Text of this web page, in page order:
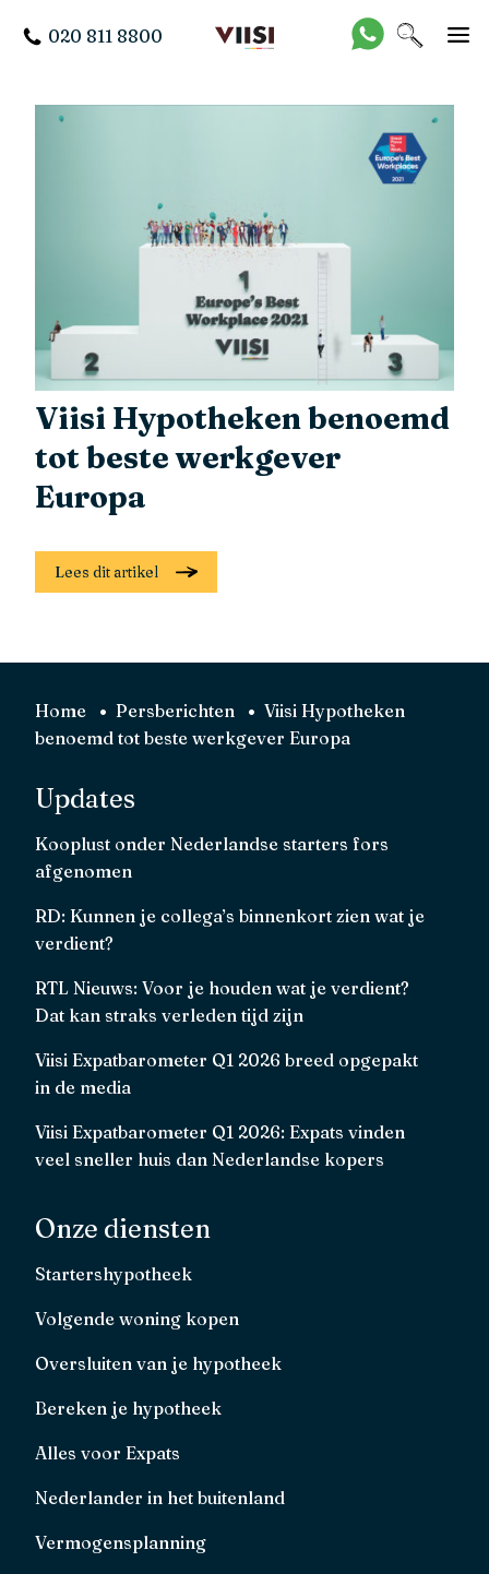
020 811 8800
Viisi Hypotheken benoemd
tot beste werkgever
Europa
Lees dit artikel
Home Persberichten
Viisi Hypotheken
benoemd tot beste werkgever Europa
Updates
Kooplust onder Nederlandse starters fors
afgenomen
RD: Kunnen je collega’s binnenkort zien wat je
verdient?
RTL Nieuws: Voor je houden wat je verdient?
Dat kan straks verleden tijd zijn
Viisi Expatbarometer Q1 2026 breed opgepakt
in de media
Viisi Expatbarometer Q1 2026: Expats vinden
veel sneller huis dan Nederlandse kopers
Onze diensten
Startershypotheek
Volgende woning kopen
Oversluiten van je hypotheek
Bereken je hypotheek
Alles voor Expats
Nederlander in het buitenland
Vermogensplanning